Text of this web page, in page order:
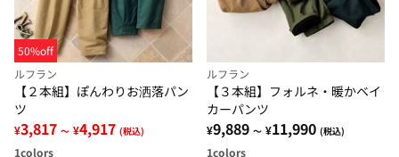
50%off
ルフラン
【２本組】ぽんわりお洒落パン
ツ
¥3,817 ～ ¥4,917 (税込)
1colors
ルフラン
【３本組】フォルネ・暖かベイ
カーパンツ
¥9,889 ～ ¥11,990 (税込)
1colors